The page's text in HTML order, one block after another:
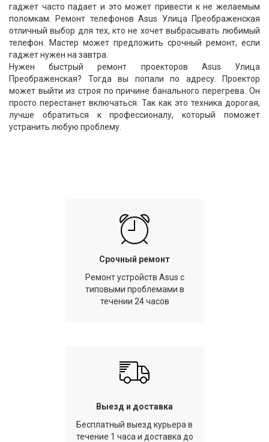
гаджет часто падает и это может привести к не желаемым
поломкам. Ремонт телефонов Asus Улица Преображенская
отличный выбор для тех, кто не хочет выбрасывать любимый
телефон. Мастер может предложить срочный ремонт, если
гаджет нужен на завтра.
Нужен быстрый ремонт проекторов Asus Улица
Преображенская? Тогда вы попали по адресу. Проектор
может выйти из строя по причине банального перегрева. Он
просто перестанет включаться. Так как это техника дорогая,
лучше обратиться к профессионалу, который поможет
устранить любую проблему.
Срочный ремонт
Ремонт устройств Asus с
типовыми проблемами в
течении 24 часов
Выезд и доставка
Бесплатный выезд курьера в
течение 1 часа и доставка до